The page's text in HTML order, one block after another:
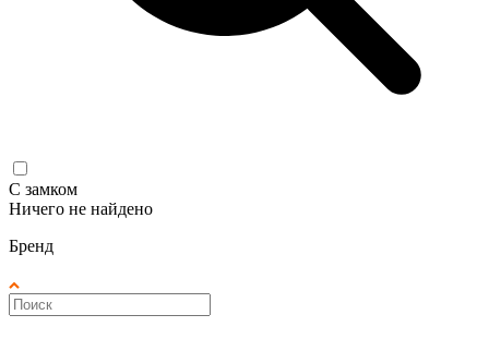
С замком
Ничего не найдено
Бренд